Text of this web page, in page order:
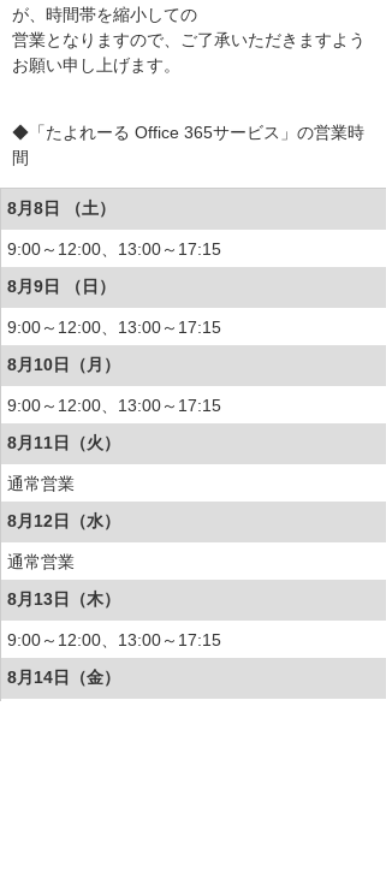
が、時間帯を縮小しての
営業となりますので、ご了承いただきますよう
お願い申し上げます。
◆「たよれーる Office 365サービス」の営業時
間
8月8日 （土）
9:00～12:00、13:00～17:15
8月9日 （日）
9:00～12:00、13:00～17:15
8月10日（月）
9:00～12:00、13:00～17:15
8月11日（火）
通常営業
8月12日（水）
通常営業
8月13日（木）
9:00～12:00、13:00～17:15
8月14日（金）